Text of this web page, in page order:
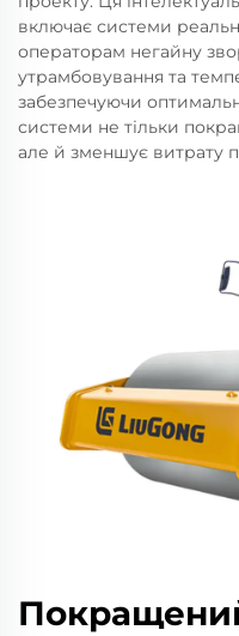
включає системи
операторам негайну
утрамбовування та
забезпечуючи
системи не тільки
але й зменшує витрату